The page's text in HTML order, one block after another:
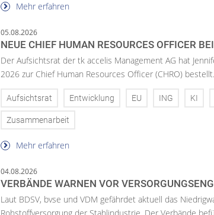
Mehr erfahren
05.08.2026
NEUE CHIEF HUMAN RESOURCES OFFICER
Der Aufsichtsrat der tk accelis Management AG hat
2026 zur Chief Human Resources Officer (CHRO) bestellt.
Aufsichtsrat Entwicklung EU ING KI
Zusammenarbeit
Mehr erfahren
04.08.2026
VERBÄNDE WARNEN VOR
Laut BDSV, bvse und VDM gefährdet aktuell das